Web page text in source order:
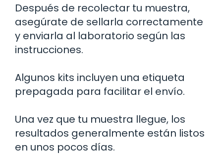
Después de recolectar tu muestra,
asegúrate de sellarla correctamente
y enviarla al laboratorio según las
instrucciones.
Algunos kits incluyen una etiqueta
prepagada para facilitar el envío.
Una vez que tu muestra llegue, los
resultados generalmente están listos
en unos pocos días.